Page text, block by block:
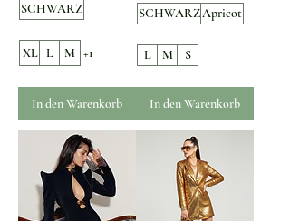
SCHWARZ
XL L M +1
In den Warenkorb
SCHWARZApricot
L M S
In den Warenkorb